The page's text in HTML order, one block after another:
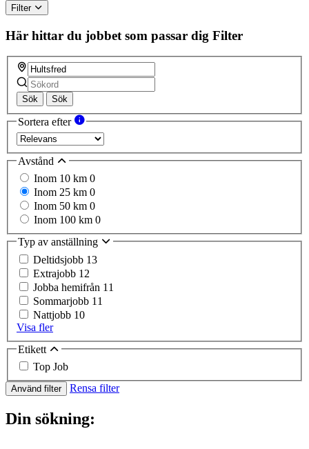
Filter
Här hittar du jobbet som passar dig Filter
Sök Sök
Sortera efter
Avstånd
Inom 10 km 0
Inom 25 km 0
Inom 50 km 0
Inom 100 km 0
Typ av anställning
Deltidsjobb 13
Extrajobb 12
Jobba hemifrån 11
Sommarjobb 11
Nattjobb 10
Visa fler
Etikett
Top Job
Använd filter Rensa filter
Din sökning: